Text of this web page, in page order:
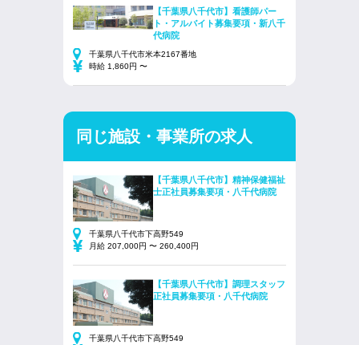
【千葉県八千代市】看護師パー
ト・アルバイト募集要項・新八千
代病院
千葉県八千代市米本2167番地
時給 1,860円 〜
同じ施設・事業所の求人
【千葉県八千代市】精神保健福祉
士正社員募集要項・八千代病院
千葉県八千代市下高野549
月給 207,000円 〜 260,400円
【千葉県八千代市】調理スタッフ
正社員募集要項・八千代病院
千葉県八千代市下高野549